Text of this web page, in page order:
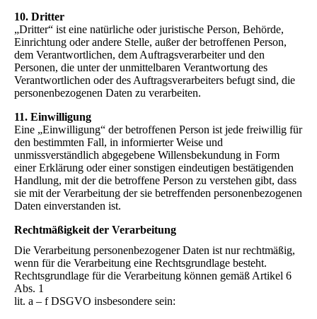
10. Dritter
„Dritter“ ist eine natürliche oder juristische Person, Behörde,
Einrichtung oder andere Stelle, außer der betroffenen Person,
dem Verantwortlichen, dem Auftragsverarbeiter und den
Personen, die unter der unmittelbaren Verantwortung des
Verantwortlichen oder des Auftragsverarbeiters befugt sind, die
personenbezogenen Daten zu verarbeiten.
11. Einwilligung
Eine „Einwilligung“ der betroffenen Person ist jede freiwillig für
den bestimmten Fall, in informierter Weise und
unmissverständlich abgegebene Willensbekundung in Form
einer Erklärung oder einer sonstigen eindeutigen bestätigenden
Handlung, mit der die betroffene Person zu verstehen gibt, dass
sie mit der Verarbeitung der sie betreffenden personenbezogenen
Daten einverstanden ist.
Rechtmäßigkeit der Verarbeitung
Die Verarbeitung personenbezogener Daten ist nur rechtmäßig,
wenn für die Verarbeitung eine Rechtsgrundlage besteht.
Rechtsgrundlage für die Verarbeitung können gemäß Artikel 6
Abs. 1
lit. a – f DSGVO insbesondere sein: